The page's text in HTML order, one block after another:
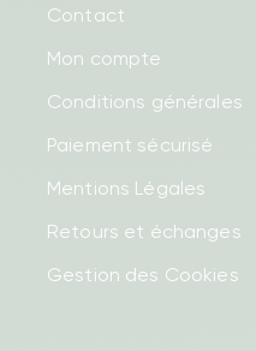
Contact
Mon compte
Conditions générales
Paiement sécurisé
Mentions Légales
Retours et échanges
Gestion des Cookies